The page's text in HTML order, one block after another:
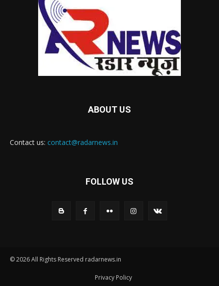
ABOUT US
Contact us: contact@radarnews.in
FOLLOW US
© 2026 All Rights Reserved radarnews.in
Privacy Policy